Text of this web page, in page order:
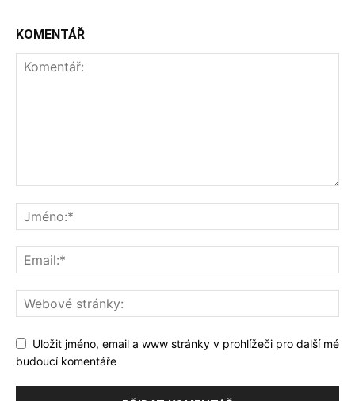
KOMENTÁŘ
Uložit jméno, email a www stránky v prohlížeči pro další mé
budoucí komentáře